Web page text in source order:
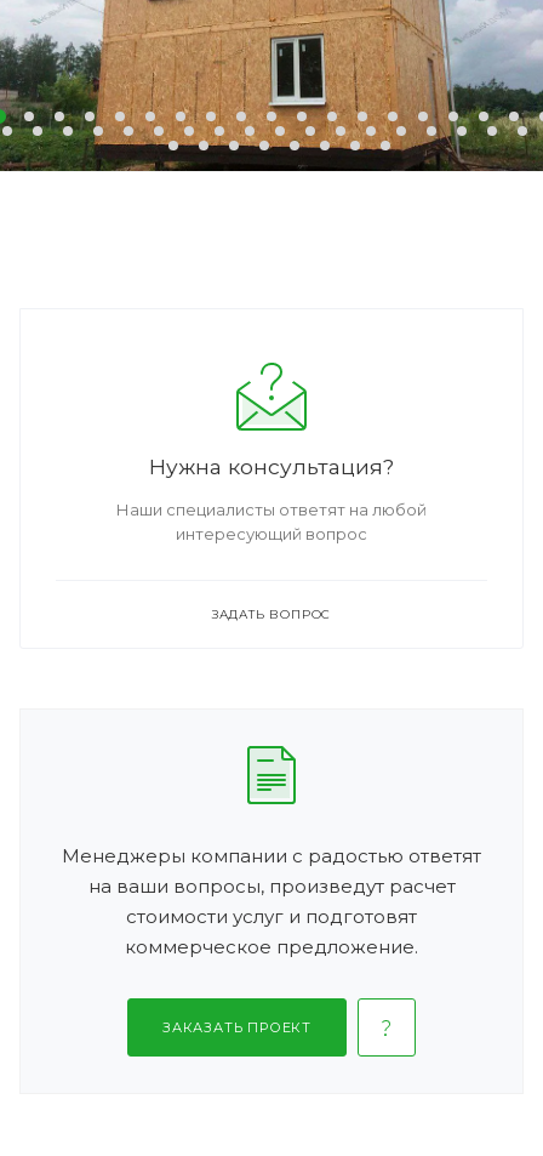
Нужна консультация?
Наши специалисты ответят на любой
интересующий вопрос
ЗАДАТЬ ВОПРОС
Менеджеры компании с радостью ответят
на ваши вопросы, произведут расчет
стоимости услуг и подготовят
коммерческое предложение.
ЗАКАЗАТЬ ПРОЕКТ